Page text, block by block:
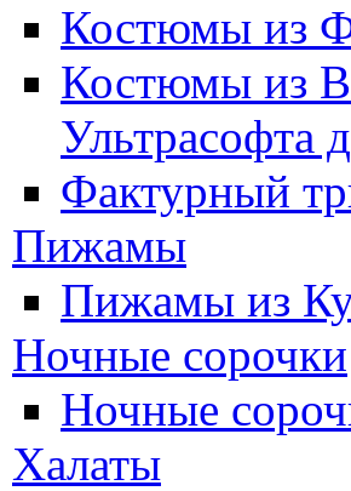
Костюмы из
Костюмы из
Ультрасофта
Фактурный
Пижамы
Пижамы из
Ночные сорочки
Ночные
Халаты